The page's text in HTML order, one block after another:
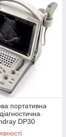
портативна
DP30